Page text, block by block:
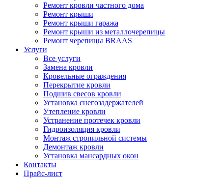
Ремонт кровли частного дома
Ремонт крыши
Ремонт крыши гаража
Ремонт крыши из металлочерепицы
Ремонт черепицы BRAAS
Услуги
Все услуги
Замена кровли
Кровельные ограждения
Перекрытие кровли
Подшив свесов кровли
Установка снегозадержателей
Утепление кровли
Устранение протечек кровли
Гидроизоляция кровли
Монтаж стропильной системы
Демонтаж кровли
Установка мансардных окон
Контакты
Прайс-лист